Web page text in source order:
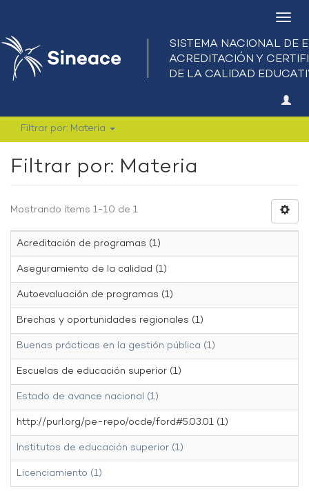
Filtrar por: Materia
Filtrar por: Materia
Mostrando ítems 1-10 de 1
Acreditación de programas (1)
Aseguramiento de la calidad (1)
Autoevaluación de programas (1)
Brechas y oportunidades regionales (1)
Buenas prácticas en la gestión pública (1)
Escuelas de educación superior (1)
Estado de avance nacional (1)
http://purl.org/pe-repo/ocde/ford#5.03.01 (1)
Institutos de educación superior (1)
Licenciamiento (1)